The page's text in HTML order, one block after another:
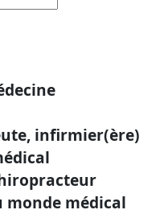
infirmier(ère)
monde médical